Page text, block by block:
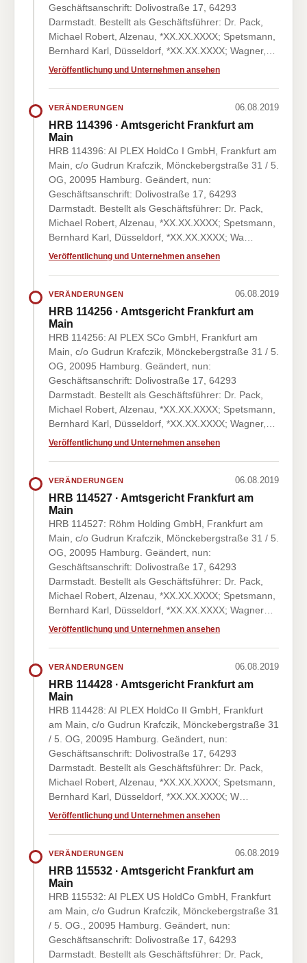
Geschäftsanschrift: Dolivostraße 17, 64293
Darmstadt. Bestellt als Geschäftsführer: Dr. Pack,
Michael Robert, Alzenau, *XX.XX.XXXX; Spetsmann,
Bernhard Karl, Düsseldorf, *XX.XX.XXXX; Wagner,…
Veröffentlichung und Unternehmen ansehen
VERÄNDERUNGEN 06.08.2019
HRB 114396 · Amtsgericht Frankfurt am
Main
HRB 114396: AI PLEX HoldCo I GmbH, Frankfurt am
Main, c/o Gudrun Krafczik, Mönckebergstraße 31 / 5.
OG, 20095 Hamburg. Geändert, nun:
Geschäftsanschrift: Dolivostraße 17, 64293
Darmstadt. Bestellt als Geschäftsführer: Dr. Pack,
Michael Robert, Alzenau, *XX.XX.XXXX; Spetsmann,
Bernhard Karl, Düsseldorf, *XX.XX.XXXX; Wa…
Veröffentlichung und Unternehmen ansehen
VERÄNDERUNGEN 06.08.2019
HRB 114256 · Amtsgericht Frankfurt am
Main
HRB 114256: AI PLEX SCo GmbH, Frankfurt am
Main, c/o Gudrun Krafczik, Mönckebergstraße 31 / 5.
OG, 20095 Hamburg. Geändert, nun:
Geschäftsanschrift: Dolivostraße 17, 64293
Darmstadt. Bestellt als Geschäftsführer: Dr. Pack,
Michael Robert, Alzenau, *XX.XX.XXXX; Spetsmann,
Bernhard Karl, Düsseldorf, *XX.XX.XXXX; Wagner,…
Veröffentlichung und Unternehmen ansehen
VERÄNDERUNGEN 06.08.2019
HRB 114527 · Amtsgericht Frankfurt am
Main
HRB 114527: Röhm Holding GmbH, Frankfurt am
Main, c/o Gudrun Krafczik, Mönckebergstraße 31 / 5.
OG, 20095 Hamburg. Geändert, nun:
Geschäftsanschrift: Dolivostraße 17, 64293
Darmstadt. Bestellt als Geschäftsführer: Dr. Pack,
Michael Robert, Alzenau, *XX.XX.XXXX; Spetsmann,
Bernhard Karl, Düsseldorf, *XX.XX.XXXX; Wagner…
Veröffentlichung und Unternehmen ansehen
VERÄNDERUNGEN 06.08.2019
HRB 114428 · Amtsgericht Frankfurt am
Main
HRB 114428: AI PLEX HoldCo II GmbH, Frankfurt
am Main, c/o Gudrun Krafczik, Mönckebergstraße 31
/ 5. OG, 20095 Hamburg. Geändert, nun:
Geschäftsanschrift: Dolivostraße 17, 64293
Darmstadt. Bestellt als Geschäftsführer: Dr. Pack,
Michael Robert, Alzenau, *XX.XX.XXXX; Spetsmann,
Bernhard Karl, Düsseldorf, *XX.XX.XXXX; W…
Veröffentlichung und Unternehmen ansehen
VERÄNDERUNGEN 06.08.2019
HRB 115532 · Amtsgericht Frankfurt am
Main
HRB 115532: AI PLEX US HoldCo GmbH, Frankfurt
am Main, c/o Gudrun Krafczik, Mönckebergstraße 31
/ 5. OG., 20095 Hamburg. Geändert, nun:
Geschäftsanschrift: Dolivostraße 17, 64293
Darmstadt. Bestellt als Geschäftsführer: Dr. Pack,